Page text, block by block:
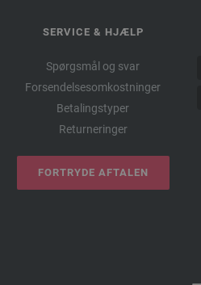
SERVICE & HJÆLP
Spørgsmål og svar
Forsendelsesomkostninger
Betalingstyper
Returneringer
FORTRYDE AFTALEN